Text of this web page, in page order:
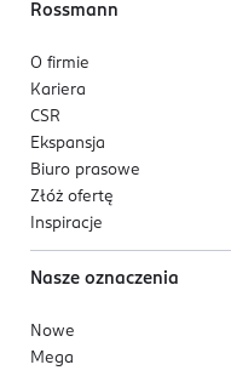
Rossmann
O firmie
Kariera
CSR
Ekspansja
Biuro prasowe
Złóż ofertę
Inspiracje
Nasze oznaczenia
Nowe
Mega